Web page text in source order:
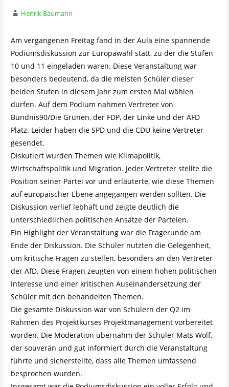
Henrik Baumann
Am vergangenen Freitag fand in der Aula eine spannende
Podiumsdiskussion zur Europawahl statt, zu der die Stufen
10 und 11 eingeladen waren. Diese Veranstaltung war
besonders bedeutend, da die meisten Schüler dieser
beiden Stufen in diesem Jahr zum ersten Mal wählen
dürfen. Auf dem Podium nahmen Vertreter von
Bündnis90/Die Grünen, der FDP, der Linke und der AFD
Platz. Leider haben die SPD und die CDU keine Vertreter
gesendet.
Diskutiert wurden Themen wie Klimapolitik,
Wirtschaftspolitik und Migration. Jeder Vertreter stellte die
Position seiner Partei vor und erläuterte, wie diese Themen
auf europäischer Ebene angegangen werden sollten. Die
Diskussion verlief lebhaft und zeigte deutlich die
unterschiedlichen politischen Ansätze der Parteien.
Ein Highlight der Veranstaltung war die Fragerunde am
Ende der Diskussion. Die Schüler nutzten die Gelegenheit,
um kritische Fragen zu stellen, besonders an den Vertreter
der AfD. Diese Fragen zeugten von einem hohen politischen
Interesse und einer kritischen Auseinandersetzung der
Schüler mit den behandelten Themen.
Die gesamte Diskussion war von Schülern der Q2 im
Rahmen des Projektkurses Projektmanagement vorbereitet
worden. Die Moderation übernahm der Schüler Mats Wolf,
der souverän und gut informiert durch die Veranstaltung
führte und sicherstellte, dass alle Themen umfassend
besprochen wurden.